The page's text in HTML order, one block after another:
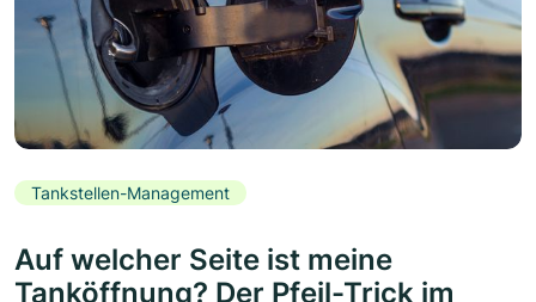
Tankstellen-Management
Auf welcher Seite ist meine
Tanköffnung? Der Pfeil-Trick im